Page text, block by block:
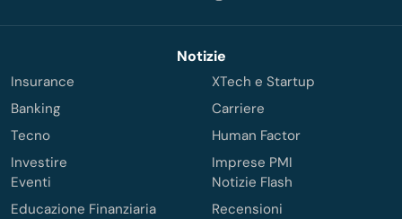
Notizie
Insurance
Banking
Tecno
Investire
XTech e Startup
Carriere
Human Factor
Imprese PMI
Eventi
Educazione Finanziaria
Notizie Flash
Recensioni